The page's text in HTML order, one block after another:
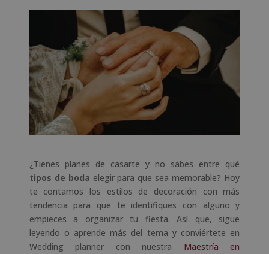
¿Tienes planes de casarte y no sabes entre qué
tipos de boda elegir para que sea memorable? Hoy
te contamos los estilos de decoración con más
tendencia para que te identifiques con alguno y
empieces a organizar tu fiesta. Así que, sigue
leyendo o aprende más del tema y conviértete en
Wedding planner con nuestra Maestría en